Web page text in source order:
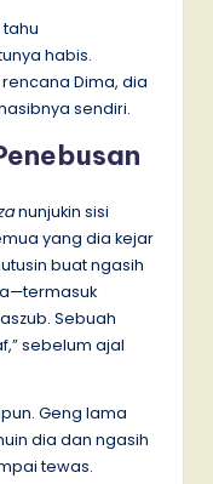
habis.
Dima, dia
sendiri.
nunjukin sisi
yang dia kejar
buat ngasih
Sebuah
sebelum ajal
Geng lama
dia dan ngasih
tewas.